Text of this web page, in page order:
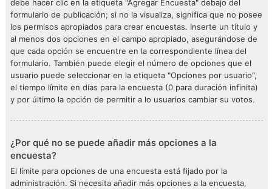
debe hacer clic en la etiqueta "Agregar Encuesta" debajo del
formulario de publicación; si no la visualiza, significa que no posee
los permisos apropiados para crear encuestas. Inserte un título y
al menos dos opciones en el campo apropiado, asegurándose de
que cada opción se encuentre en la correspondiente línea del
formulario. También puede elegir el número de opciones que el
usuario puede seleccionar en la etiqueta "Opciones por usuario",
el tiempo límite en días para la encuesta (0 para duración infinita)
y por último la opción de permitir a lo usuarios cambiar su votos.
¿Por qué no se puede añadir más opciones a la
encuesta?
El límite para opciones de una encuesta está fijado por la
administración. Si necesita añadir más opciones a la encuesta,